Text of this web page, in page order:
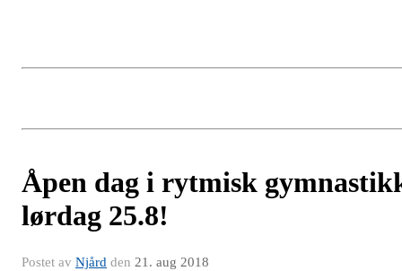
Åpen dag i rytmisk
lørdag 25.8!
Postet av Njård den 21. aug 2018